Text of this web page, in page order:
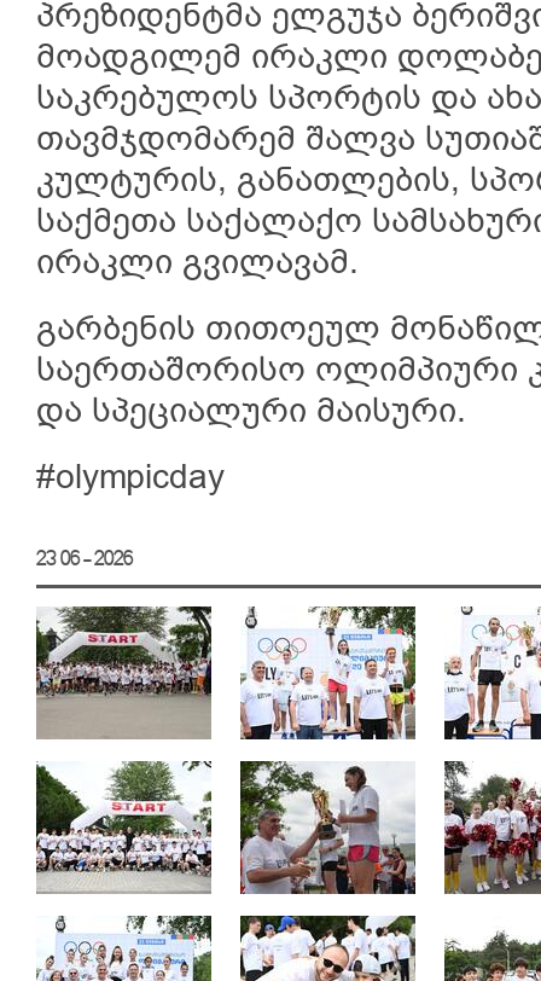
პრეზიდენტმა ელგუჯა
მოადგილემ ირაკლი
საკრებულოს სპორტის და
თავმჯდომარემ შალვა
კულტურის, განათლების,
საქმეთა საქალაქო
ირაკლი გვილავამ.
გარბენის თითოეულ
საერთაშორისო ოლიმპიური
და სპეციალური მაისური.
#olympicday
23 06 - 2026